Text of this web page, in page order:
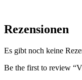
Rezensionen
Es gibt noch keine
Be the first to review